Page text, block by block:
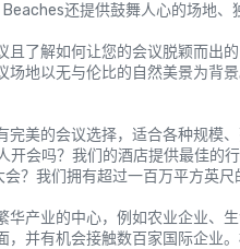
还提供鼓舞人心的场地、
且了解如何让您的会议脱颖而出
场地以无与伦比的自然美景为背
完美的会议选择，适合各种规模、
开会吗？我们的酒店提供最佳的
会？我们拥有超过一百万平方英
华产业的中心，例如农业企业、
，并有机会接触数百家国际企业